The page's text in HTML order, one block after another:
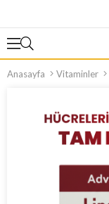
Anasayfa Vitaminler